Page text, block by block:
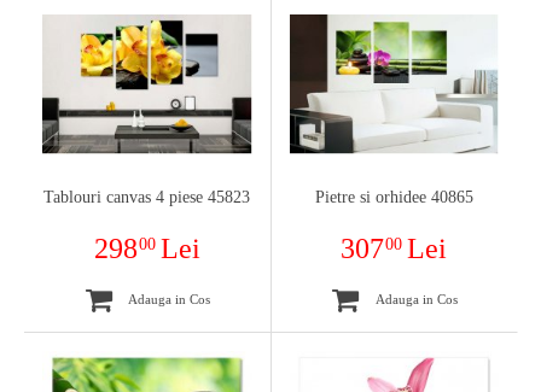
Tablouri canvas 4 piese 45823
29800 Lei
Adauga in Cos
Pietre si orhidee 40865
30700Lei
Adauga in Cos